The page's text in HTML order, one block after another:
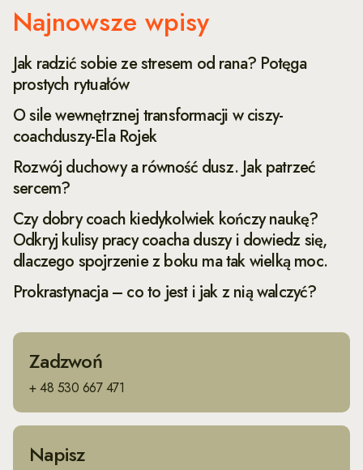
Najnowsze wpisy
Jak radzić sobie ze stresem od rana? Potęga
prostych rytuałów
O sile wewnętrznej transformacji w ciszy-
coachduszy-Ela Rojek
Rozwój duchowy a równość dusz. Jak patrzeć
sercem?
Czy dobry coach kiedykolwiek kończy naukę?
Odkryj kulisy pracy coacha duszy i dowiedz się,
dlaczego spojrzenie z boku ma tak wielką moc.
Prokrastynacja – co to jest i jak z nią walczyć?
Zadzwoń
+ 48 530 667 471
Napisz